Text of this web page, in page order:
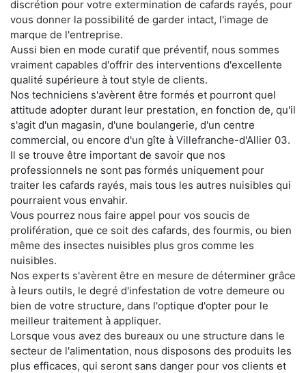
discrétion pour votre extermination de cafards rayés, pour
vous donner la possibilité de garder intact, l'image de
marque de l'entreprise.
Aussi bien en mode curatif que préventif, nous sommes
vraiment capables d'offrir des interventions d'excellente
qualité supérieure à tout style de clients.
Nos techniciens s'avèrent être formés et pourront quel
attitude adopter durant leur prestation, en fonction de, qu'il
s'agit d'un magasin, d'une boulangerie, d'un centre
commercial, ou encore d'un gîte à Villefranche-d'Allier 03.
Il se trouve être important de savoir que nos
professionnels ne sont pas formés uniquement pour
traiter les cafards rayés, mais tous les autres nuisibles qui
pourraient vous envahir.
Vous pourrez nous faire appel pour vos soucis de
prolifération, que ce soit des cafards, des fourmis, ou bien
même des insectes nuisibles plus gros comme les
nuisibles.
Nos experts s'avèrent être en mesure de déterminer grâce
à leurs outils, le degré d'infestation de votre demeure ou
bien de votre structure, dans l'optique d'opter pour le
meilleur traitement à appliquer.
Lorsque vous avez des bureaux ou une structure dans le
secteur de l'alimentation, nous disposons des produits les
plus efficaces, qui seront sans danger pour vos clients et